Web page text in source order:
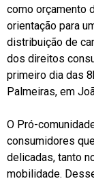
como orçamento
orientação para
distribuição de
dos direitos
primeiro dia das
Palmeiras, em
O Pró-
consumidores
delicadas, tanto
mobilidade.